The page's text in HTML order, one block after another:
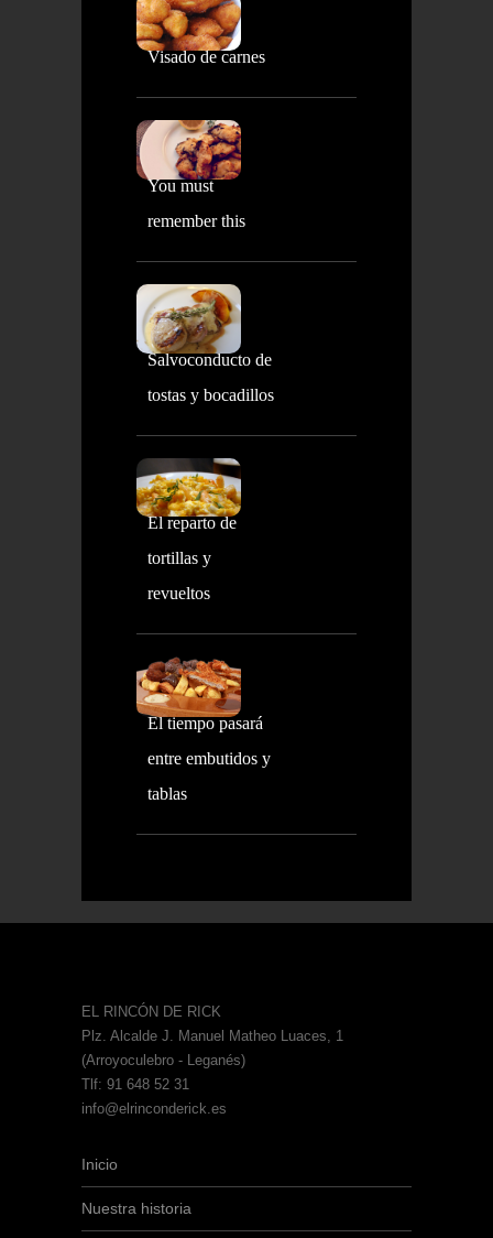
Visado de carnes
You must
remember this
Salvoconducto de
tostas y bocadillos
El reparto de
tortillas y
revueltos
El tiempo pasará
entre embutidos y
tablas
EL RINCÓN DE RICK
Plz. Alcalde J. Manuel Matheo Luaces, 1
(Arroyoculebro - Leganés)
Tlf: 91 648 52 31
info@elrinconderick.es
Inicio
Nuestra historia